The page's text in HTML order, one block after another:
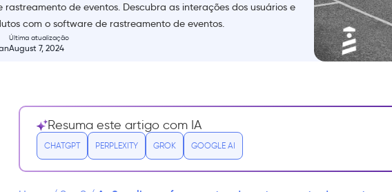
rastreamento de eventos. Descubra as interações dos usuários e
com o software de rastreamento de eventos.
Última atualização
August 7, 2024
Resuma este artigo com IA
CHATGPT PERPLEXITY GROK GOOGLE AI